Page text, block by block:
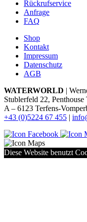
Rückrufservice
Anfrage
FAQ
Shop
Kontakt
Impressum
Datenschutz
AGB
WATERWORLD |
Stublerfeld 22,
A – 6123 Terfens-
+43 (0)5224 67 455 |
Diese Website benutzt